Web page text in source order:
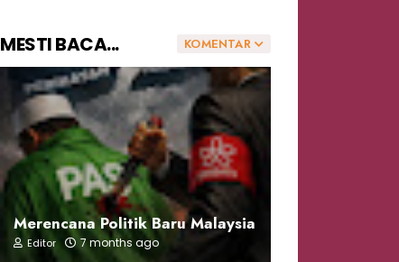
KOMENTAR
MESTI BACA...
Merencana Politik Baru Malaysia
Editor 7 months ago